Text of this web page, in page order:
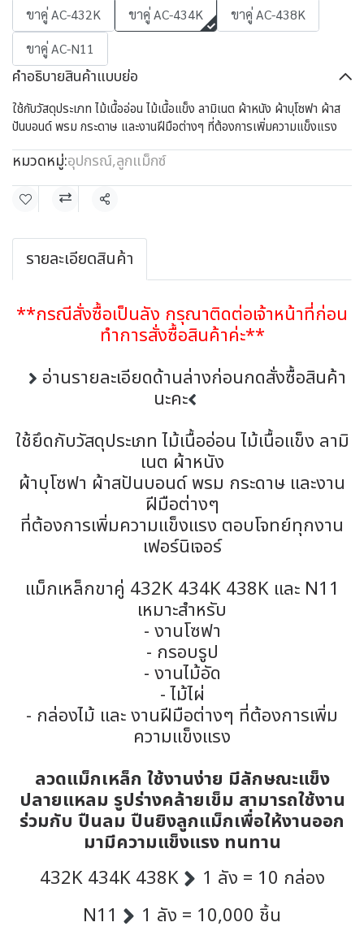
ขาคู่ AC-432K ขาคู่ AC-434K
ขาคู่ AC-438K
ขาคู่ AC-N11
คำอธิบายสินค้าแบบย่อ
ใช้กับวัสดุประเภท ไม้เนื้ออ่อน ไม้เนื้อแข็ง ลามิเนต ผ้าหนัง ผ้าบุโซฟา ผ้าส
ปันบอนด์ พรม กระดาษ และงานฝีมือต่างๆ ที่ต้องการเพิ่มความแข็งแรง
หมวดหมู่:อุปกรณ์,ลูกแม็กซ์
แชร์
รายละเอียดสินค้า
**กรณีสั่งซื้อเป็นลัง กรุณาติดต่อเจ้าหน้าที่ก่อน
ทำการสั่งซื้อสินค้าค่ะ**
อ่านรายละเอียดด้านล่างก่อนกดสั่งซื้อสินค้า
นะคะ
ใช้ยึดกับวัสดุประเภท ไม้เนื้ออ่อน ไม้เนื้อแข็ง ลามิ
เนต ผ้าหนัง
ผ้าบุโซฟา ผ้าสปันบอนด์ พรม กระดาษ และงาน
ฝีมือต่างๆ
ที่ต้องการเพิ่มความแข็งแรง ตอบโจทย์ทุกงาน
เฟอร์นิเจอร์
แม็กเหล็กขาคู่ 432K 434K 438K และ N11
เหมาะสำหรับ
- งานโซฟา
- กรอบรูป
- งานไม้อัด
- ไม้ไผ่
- กล่องไม้ และ งานฝีมือต่างๆ ที่ต้องการเพิ่ม
ความแข็งแรง
ลวดแม็กเหล็ก ใช้งานง่าย มีลักษณะแข็ง
ปลายแหลม รูปร่างคล้ายเข็ม สามารถใช้งาน
ร่วมกับ ปืนลม ปืนยิงลูกแม็กเพื่อให้งานออก
มามีความแข็งแรง ทนทาน
432K 434K 438K
1 ลัง = 10 กล่อง
N11
1 ลัง = 10,000 ชิ้น